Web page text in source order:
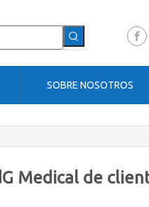
SOBRE NOSOTROS
Medical de